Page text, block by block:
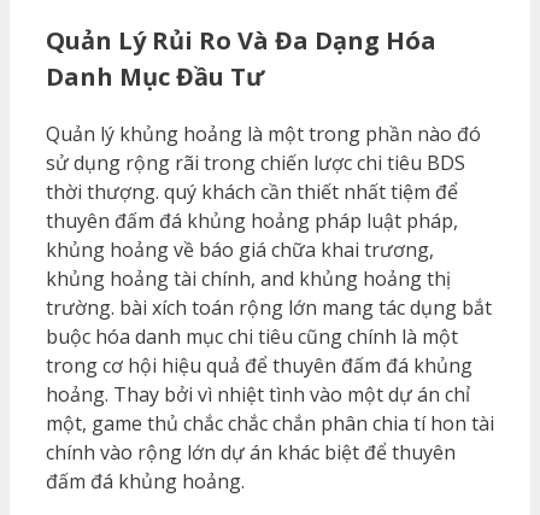
Quản Lý Rủi Ro Và Đa Dạng Hóa
Danh Mục Đầu Tư
Quản lý khủng hoảng là một trong phần nào đó
sử dụng rộng rãi trong chiến lược chi tiêu BDS
thời thượng. quý khách cần thiết nhất tiệm để
thuyên đấm đá khủng hoảng pháp luật pháp,
khủng hoảng về báo giá chữa khai trương,
khủng hoảng tài chính, and khủng hoảng thị
trường. bài xích toán rộng lớn mang tác dụng bắt
buộc hóa danh mục chi tiêu cũng chính là một
trong cơ hội hiệu quả để thuyên đấm đá khủng
hoảng. Thay bởi vì nhiệt tình vào một dự án chỉ
một, game thủ chắc chắc chắn phân chia tí hon tài
chính vào rộng lớn dự án khác biệt để thuyên
đấm đá khủng hoảng.